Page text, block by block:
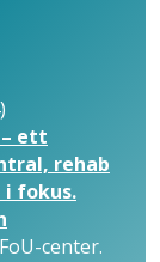
ett
rehab
i fokus.
center.